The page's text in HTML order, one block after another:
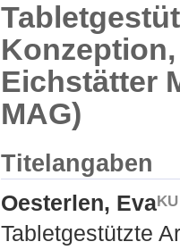
Eichstätter
MAG)
Titelangaben
Oesterlen, Eva
Tabletgestützte